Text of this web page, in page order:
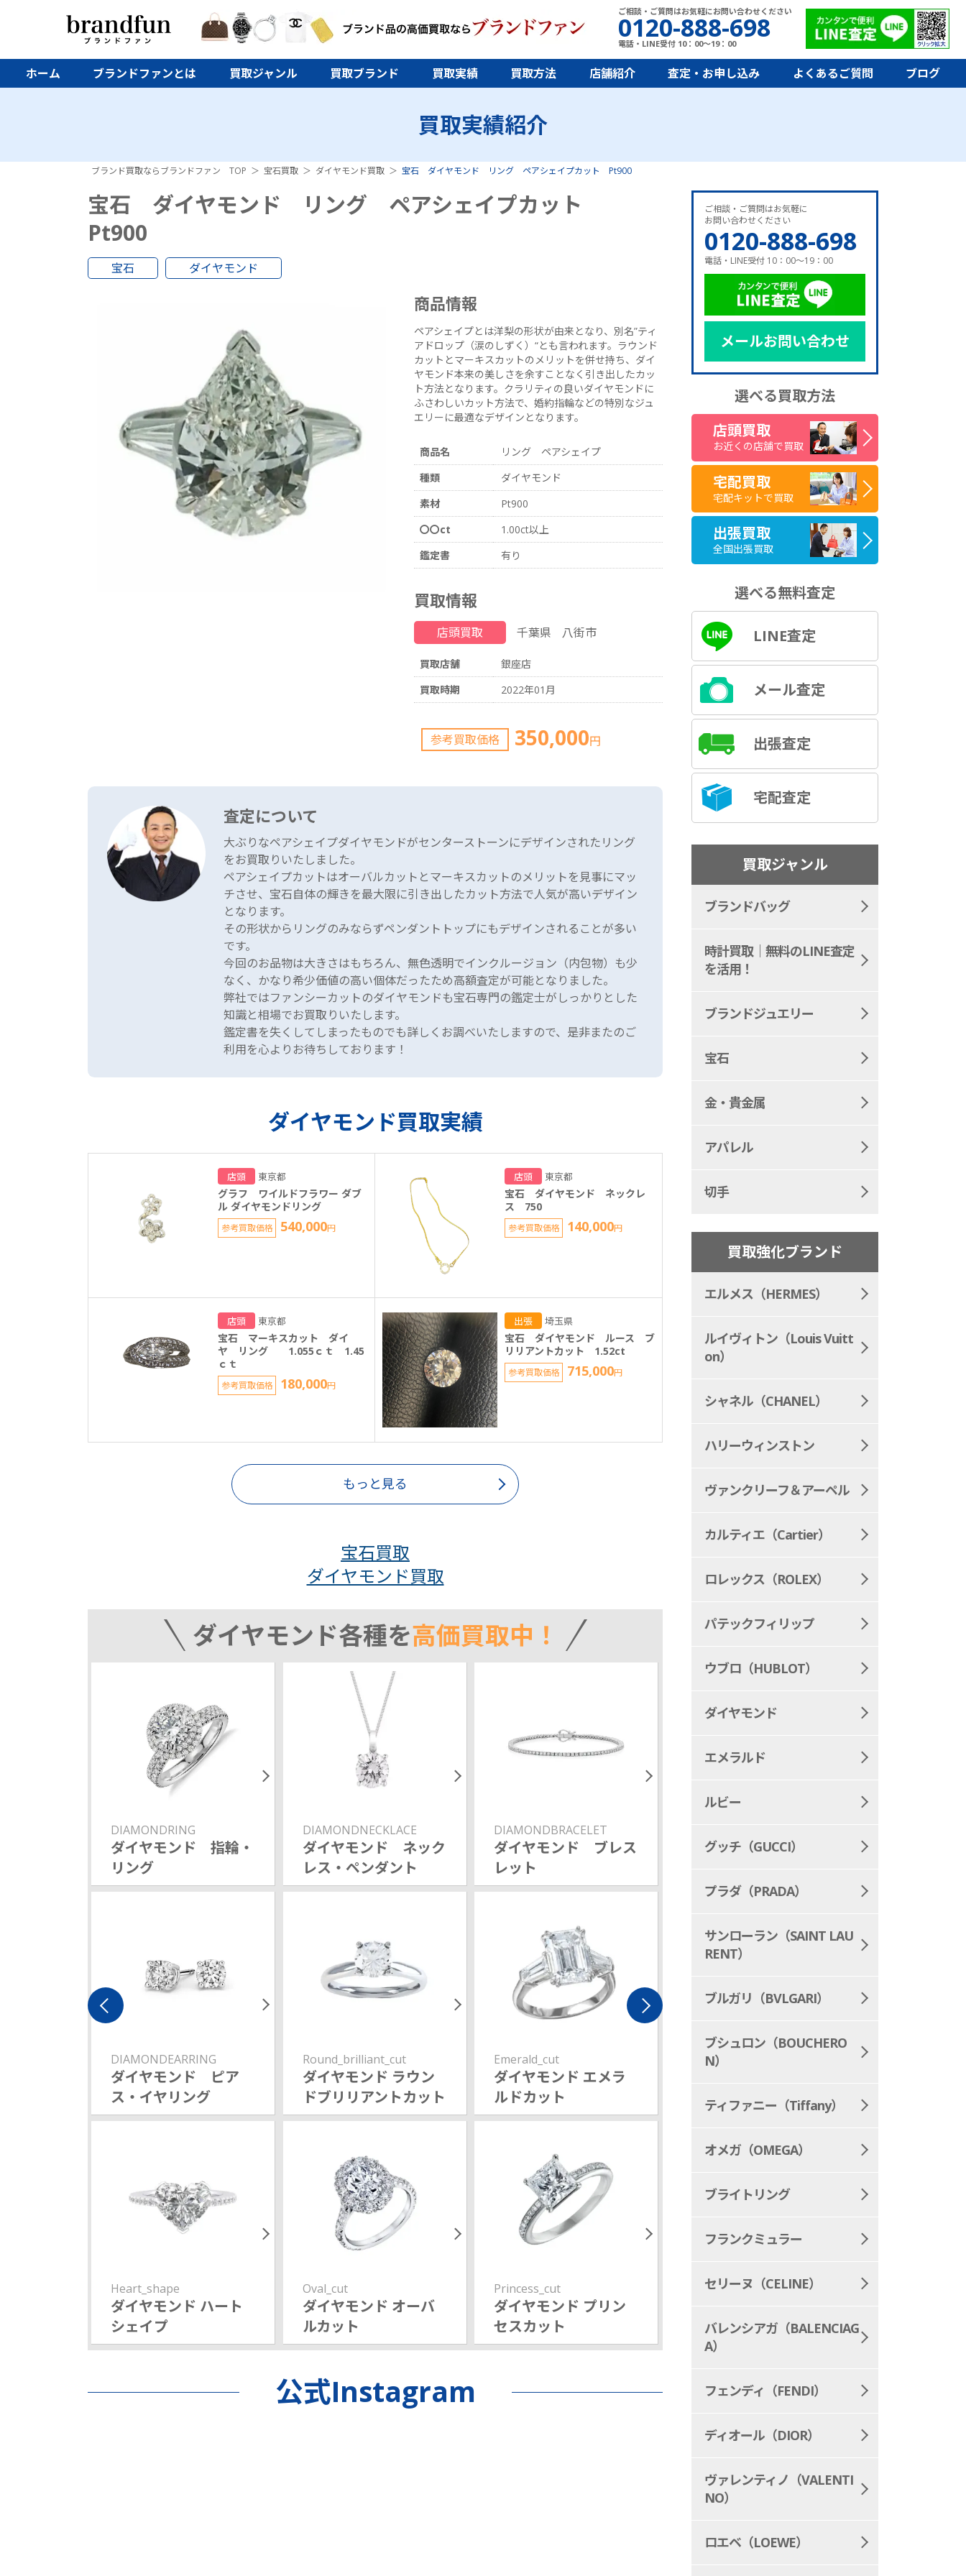
ご相談・ご質問はお気軽にお問い合わせください
0120-888-698
電話・LINE受付 10：00～19：00
ホーム ブランドファンとは 買取ジャンル 買取ブランド 買取実績 買取方法 店舗紹介 査定・お申し込み よくあるご質問 ブログ
買取実績紹介
ブランド買取ならブランドファン TOP 宝石買取 ダイヤモンド買取 宝石 ダイヤモンド リング ペアシェイプカット Pt900
宝石 ダイヤモンド リング ペアシェイプカット
Pt900
宝石 ダイヤモンド
商品情報
ペアシェイプとは洋梨の形状が由来となり、別名”ティ
アドロップ（涙のしずく）“とも言われます。ラウンド
カットとマーキスカットのメリットを併せ持ち、ダイ
ヤモンド本来の美しさを余すことなく引き出したカッ
ト方法となります。クラリティの良いダイヤモンドに
ふさわしいカット方法で、婚約指輪などの特別なジュ
エリーに最適なデザインとなります。
商品名
リング ペアシェイプ
種類
ダイヤモンド
素材
Pt900
〇〇ct
1.00ct以上
鑑定書
有り
買取情報
店頭買取 千葉県 八街市
買取店舗
銀座店
買取時期
2022年01月
参考買取価格 350,000円
査定について
大ぶりなペアシェイプダイヤモンドがセンターストーンにデザインされたリング
をお買取りいたしました。
ペアシェイプカットはオーバルカットとマーキスカットのメリットを見事にマッ
チさせ、宝石自体の輝きを最大限に引き出したカット方法で人気が高いデザイン
となります。
その形状からリングのみならずペンダントトップにもデザインされることが多い
です。
今回のお品物は大きさはもちろん、無色透明でインクルージョン（内包物）も少
なく、かなり希少価値の高い個体だったため高額査定が可能となりました。
弊社ではファンシーカットのダイヤモンドも宝石専門の鑑定士がしっかりとした
知識と相場でお買取りいたします。
鑑定書を失くしてしまったものでも詳しくお調べいたしますので、是非またのご
利用を心よりお待ちしております！
ダイヤモンド買取実績
店頭 東京都
グラフ ワイルドフラワー ダブ
ル ダイヤモンドリング
参考買取価格 540,000円
店頭 東京都
宝石 ダイヤモンド ネックレ
ス 750
参考買取価格 140,000円
店頭 東京都
宝石 マーキスカット ダイ
ヤ リング 1.055ｃｔ 1.45
ｃｔ
参考買取価格 180,000円
出張 埼玉県
宝石 ダイヤモンド ルース ブ
リリアントカット 1.52ct
参考買取価格 715,000円
もっと見る
宝石買取
ダイヤモンド買取
ダイヤモンド各種を高価買取中！
DIAMONDRING
ダイヤモンド 指輪・
リング
DIAMONDNECKLACE
ダイヤモンド ネック
レス・ペンダント
DIAMONDBRACELET
ダイヤモンド ブレス
レット
DIAMONDEARRING
ダイヤモンド ピア
ス・イヤリング
Round_brilliant_cut
ダイヤモンド ラウン
ドブリリアントカット
Emerald_cut
ダイヤモンド エメラ
ルドカット
Heart_shape
ダイヤモンド ハート
シェイプ
Oval_cut
ダイヤモンド オーバ
ルカット
Princess_cut
ダイヤモンド プリン
セスカット
ダイヤモンド ペアシ
公式Instagram
ご相談・ご質問はお気軽に
お問い合わせください
0120-888-698
電話・LINE受付 10：00～19：00
メールお問い合わせ
選べる買取方法
店頭買取
お近くの店舗で買取
宅配買取
宅配キットで買取
出張買取
全国出張買取
選べる無料査定
LINE査定
メール査定
出張査定
宅配査定
買取ジャンル
ブランドバッグ
時計買取｜無料のLINE査定
を活用！
ブランドジュエリー
宝石
金・貴金属
アパレル
切手
買取強化ブランド
エルメス（HERMES）
ルイヴィトン（Louis Vuitt
on）
シャネル（CHANEL）
ハリーウィンストン
ヴァンクリーフ＆アーペル
カルティエ（Cartier）
ロレックス（ROLEX）
パテックフィリップ
ウブロ（HUBLOT）
ダイヤモンド
エメラルド
ルビー
グッチ（GUCCI）
プラダ（PRADA）
サンローラン（SAINT LAU
RENT）
ブルガリ（BVLGARI）
ブシュロン（BOUCHERO
N）
ティファニー（Tiffany）
オメガ（OMEGA）
ブライトリング
フランクミュラー
セリーヌ（CELINE）
バレンシアガ（BALENCIAG
A）
フェンディ（FENDI）
ディオール（DIOR）
ヴァレンティノ（VALENTI
NO）
ロエベ（LOEWE）